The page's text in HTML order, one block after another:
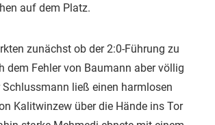
auf dem Platz.
zunächst ob der 2:0-Führung zu
dem Fehler von Baumann aber völlig
Schlussmann ließ einen harmlosen
Kalitwinzew über die Hände ins Tor